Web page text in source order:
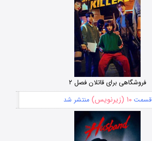
فروشگاهی برای قاتلان فصل ۲
قسمت۱۰ (زیرنویس) منتشر شد